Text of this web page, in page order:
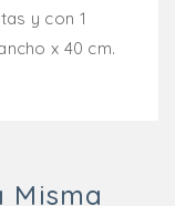
y con 1
x 40 cm.
Misma